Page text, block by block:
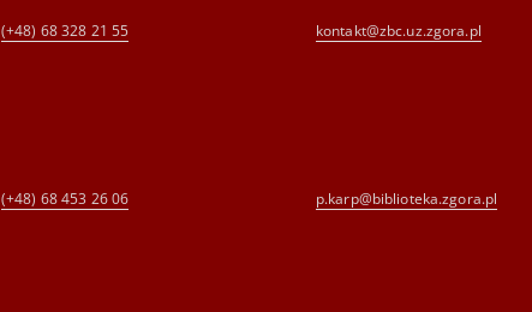
(+48) 68 328 21 55 kontakt@zbc.uz.zgora.pl
(+48) 68 453 26 06 p.karp@biblioteka.zgora.pl